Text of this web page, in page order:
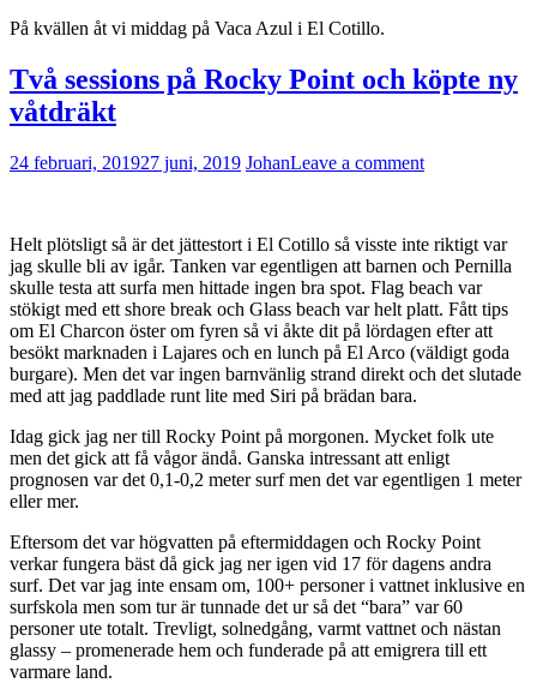
På kvällen åt vi middag på Vaca Azul i El Cotillo.
Två sessions på Rocky Point och köpte ny
våtdräkt
24 februari, 201927 juni, 2019 JohanLeave a comment
Helt plötsligt så är det jättestort i El Cotillo så visste inte riktigt var
jag skulle bli av igår. Tanken var egentligen att barnen och Pernilla
skulle testa att surfa men hittade ingen bra spot. Flag beach var
stökigt med ett shore break och Glass beach var helt platt. Fått tips
om El Charcon öster om fyren så vi åkte dit på lördagen efter att
besökt marknaden i Lajares och en lunch på El Arco (väldigt goda
burgare). Men det var ingen barnvänlig strand direkt och det slutade
med att jag paddlade runt lite med Siri på brädan bara.
Idag gick jag ner till Rocky Point på morgonen. Mycket folk ute
men det gick att få vågor ändå. Ganska intressant att enligt
prognosen var det 0,1-0,2 meter surf men det var egentligen 1 meter
eller mer.
Eftersom det var högvatten på eftermiddagen och Rocky Point
verkar fungera bäst då gick jag ner igen vid 17 för dagens andra
surf. Det var jag inte ensam om, 100+ personer i vattnet inklusive en
surfskola men som tur är tunnade det ur så det “bara” var 60
personer ute totalt. Trevligt, solnedgång, varmt vattnet och nästan
glassy – promenerade hem och funderade på att emigrera till ett
varmare land.